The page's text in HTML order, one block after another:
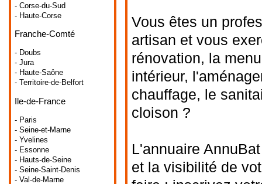
- Corse-du-Sud
- Haute-Corse
Franche-Comté
- Doubs
- Jura
- Haute-Saône
- Territoire-de-Belfort
Ile-de-France
- Paris
- Seine-et-Marne
- Yvelines
- Essonne
- Hauts-de-Seine
- Seine-Saint-Denis
- Val-de-Marne
Vous êtes un
artisan et vous
rénovation, la
intérieur,
chauffage, le
cloison ?
L'annuaire
et la visibilité de